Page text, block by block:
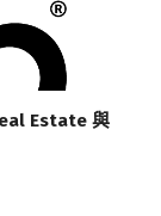
Estate 與